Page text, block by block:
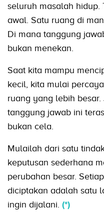
seluruh masalah hidup.
awal. Satu ruang di
Di mana tanggung
bukan menekan.
Saat kita mampu
kecil, kita mulai
ruang yang lebih
tanggung jawab ini
bukan cela.
Mulailah dari satu
keputusan sederhana
perubahan besar.
diciptakan adalah satu
ingin dijalani. (*)